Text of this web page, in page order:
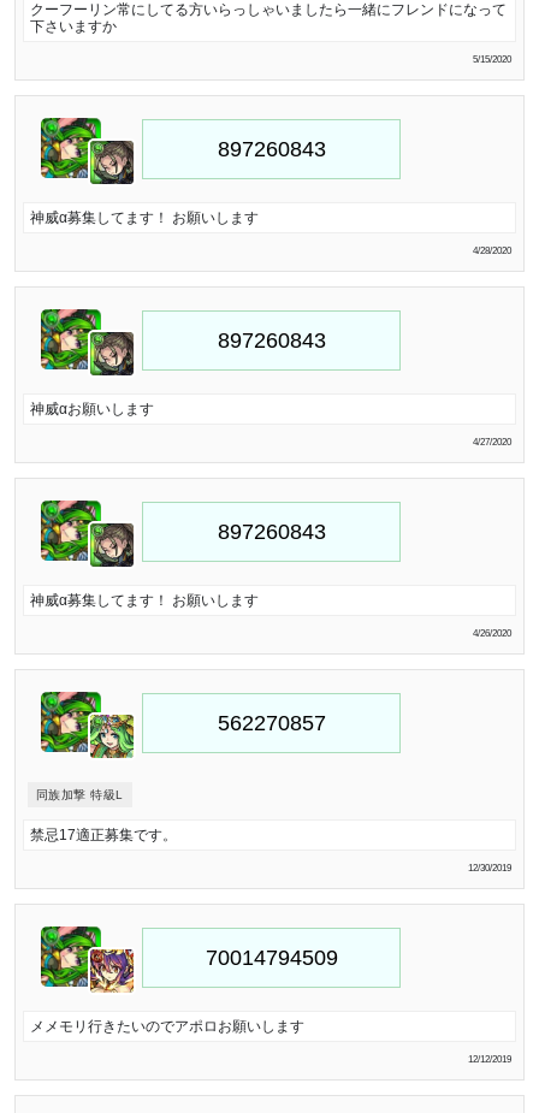
クーフーリン常にしてる方いらっしゃいましたら一緒にフレンドになって
下さいますか
5/15/2020
神威α募集してます！ お願いします
4/28/2020
神威αお願いします
4/27/2020
神威α募集してます！ お願いします
4/26/2020
同族加撃 特級L
禁忌17適正募集です。
12/30/2019
メメモリ行きたいのでアポロお願いします
12/12/2019